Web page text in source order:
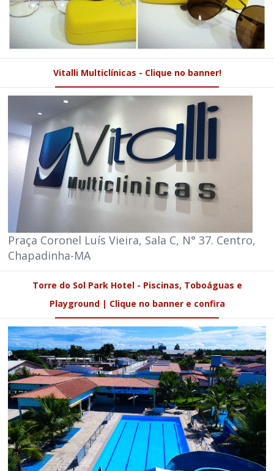
Vitalli Multiclínicas - Clique no banner!
Praça Coronel Luís Vieira, Sala C, N° 37. Centro,
Chapadinha-MA
Torre do Sol Park Hotel - Piscinas, Toboáguas e
Playground | Clique no banner e confira